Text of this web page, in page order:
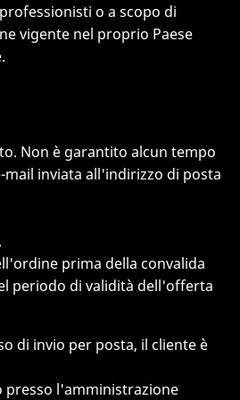
o a scopo di
vigente nel proprio Paese
Non è garantito alcun tempo
inviata all'indirizzo di posta
prima della convalida
periodo di validità dell'offerta
di invio per posta, il cliente è
presso l'amministrazione